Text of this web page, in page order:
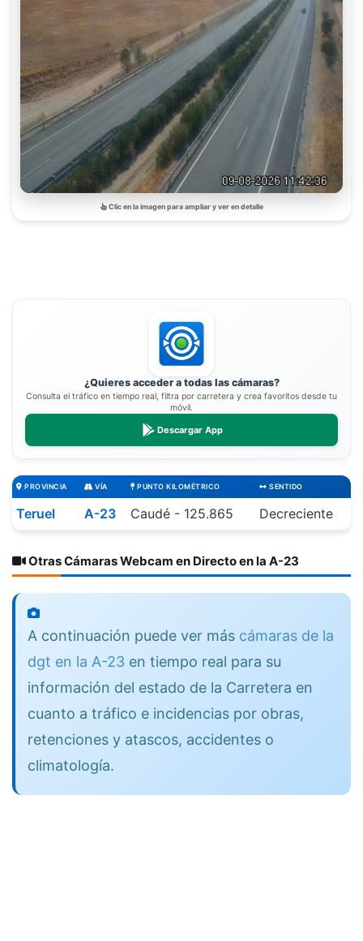
Clic en la imagen para ampliar y ver en detalle
¿Quieres acceder a todas las cámaras?
Consulta el tráfico en tiempo real, filtra por carretera y crea favoritos desde tu
móvil.
Descargar App
PROVINCIA VÍA PUNTO KILOMÉTRICO SENTIDO
Teruel A-23 Caudé - 125.865 Decreciente
Otras Cámaras Webcam en Directo en la A-23
A continuación puede ver más cámaras de la
dgt en la A-23 en tiempo real para su
información del estado de la Carretera en
cuanto a tráfico e incidencias por obras,
retenciones y atascos, accidentes o
climatología.